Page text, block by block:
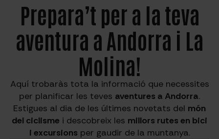
Prepara’t per a la teva
aventura a Andorra i La
Molina!
Aquí trobaràs tota la informació que necessites
per planificar les teves aventures a Andorra.
Estigues al dia de les últimes novetats del món
del ciclisme i descobreix les millors rutes en bici
i excursions per gaudir de la muntanya.